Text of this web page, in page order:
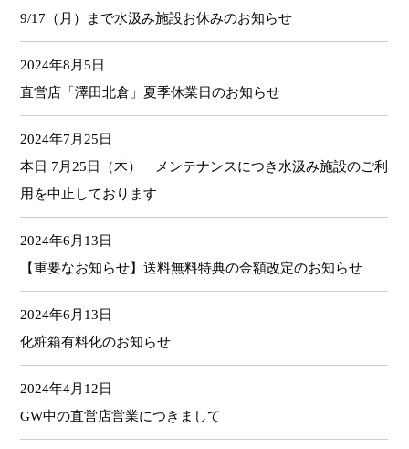
9/17（月）まで水汲み施設お休みのお知らせ
2024年8月5日
直営店「澤田北倉」夏季休業日のお知らせ
2024年7月25日
本日 7月25日（木） メンテナンスにつき水汲み施設のご利
用を中止しております
2024年6月13日
【重要なお知らせ】送料無料特典の金額改定のお知らせ
2024年6月13日
化粧箱有料化のお知らせ
2024年4月12日
GW中の直営店営業につきまして